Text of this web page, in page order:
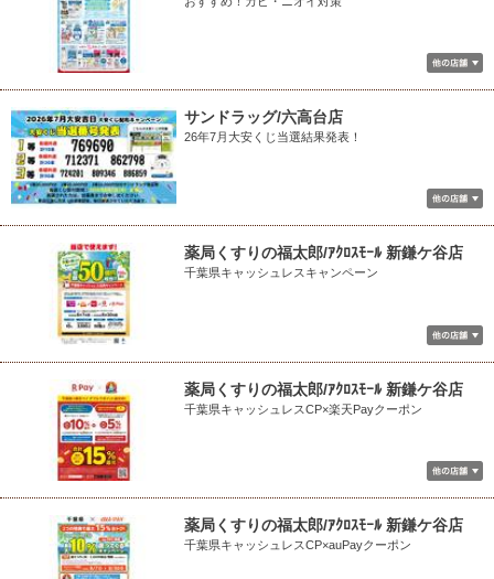
サンドラッグ/六高台店
26年7月大安くじ当選結果発表！
薬局くすりの福太郎/ｱｸﾛｽﾓｰﾙ 新鎌ケ谷店
千葉県キャッシュレスキャンペーン
薬局くすりの福太郎/ｱｸﾛｽﾓｰﾙ 新鎌ケ谷店
千葉県キャッシュレスCP×楽天Payクーポン
薬局くすりの福太郎/ｱｸﾛｽﾓｰﾙ 新鎌ケ谷店
千葉県キャッシュレスCP×auPayクーポン